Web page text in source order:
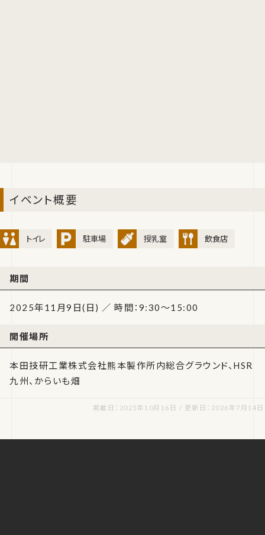
イベント概要
トイレ 駐車場 授乳室 飲食店
期間
2025年11月9日(日) ／ 時間：9:30～15:00
開催場所
本田技研工業株式会社熊本製作所内総合グラウンド、HSR
九州、からいも畑
掲載日：2025年10月16日 / 更新日：2026年7月14日